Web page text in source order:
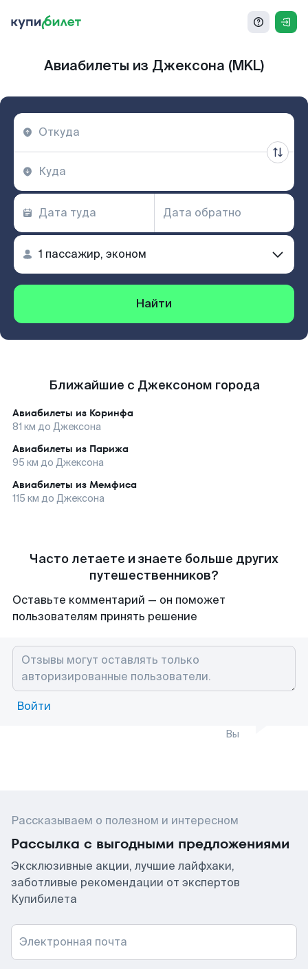
Авиабилеты из Джексона (MKL)
Найти
Ближайшие с Джексоном города
Авиабилеты из Коринфа
81 км до Джексона
Авиабилеты из Парижа
95 км до Джексона
Авиабилеты из Мемфиса
115 км до Джексона
Часто летаете и знаете больше других
путешественников?
Оставьте комментарий — он поможет
пользователям принять решение
Войти
Вы
Рассказываем о полезном и интересном
Рассылка с выгодными предложениями
Эксклюзивные акции, лучшие лайфхаки,
заботливые рекомендации от экспертов
Купибилета
Электронная почта